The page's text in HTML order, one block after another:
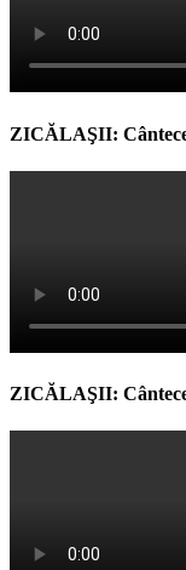
ZICĂLAŞII:
ZICĂLAŞII: